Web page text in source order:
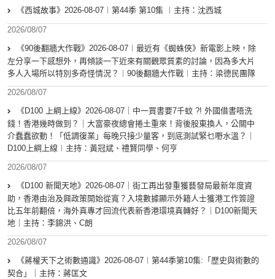
《西城故事》2026-08-07︱第44季 第10集 ︱主持：沈西城
2026/08/07
《90後翻牆大作戰》2026-08-07︱最近有《蜘蛛俠》新電影上映，除
左分享一下感想外，再傾談一下近來有關觀眾質素的討論，因為多大片
多人入場所以特別多奇怪情況？︱90後翻牆大作戰︱主持：梁德民團隊
2026/08/07
《D100 上綱上線》2026-08-07｜中一買書要7千蚊 ?! 外國借書唔洗
錢！香港幾時做到？｜大富豪夜總會捲土重來！背後股東換人，公關中
介蠢蠢欲動！「低調復業」每晚只接少量客，到底測試緊乜嘢水溫？｜
D100上綱上線︱主持：黃冠斌、禮賢同學、何亨
2026/08/07
《D100 新聞天地》2026-08-07｜街工再出發重獲藝發局最新年度資
助，香港由治及興政策開始從寬？入境數據顯示外籍人士獲港工作簽證
比五年前翻倍，海外真專才回流代表新香港環境真轉好？｜D100新聞天
地｜主持：李錦洪、C朗
2026/08/07
《蔣權天下之術數通識》2026-08-07︱第44季第10集:「歴史與術數的
契合」｜主持：蔣匡文